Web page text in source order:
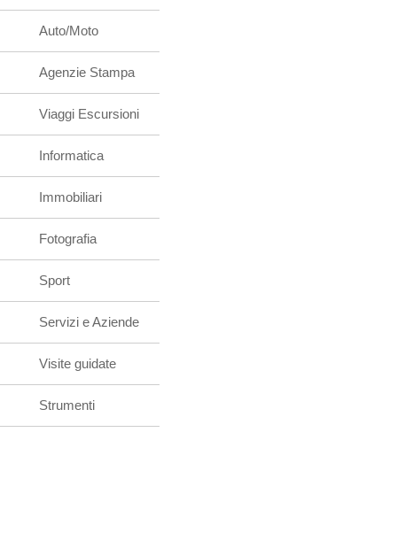
Auto/Moto
Agenzie Stampa
Viaggi Escursioni
Informatica
Immobiliari
Fotografia
Sport
Servizi e Aziende
Visite guidate
Strumenti